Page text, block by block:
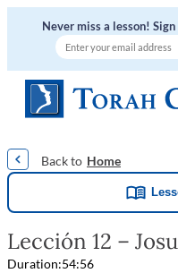
Never miss a lesson!
Home
Lección 12 –
Duration:54:56